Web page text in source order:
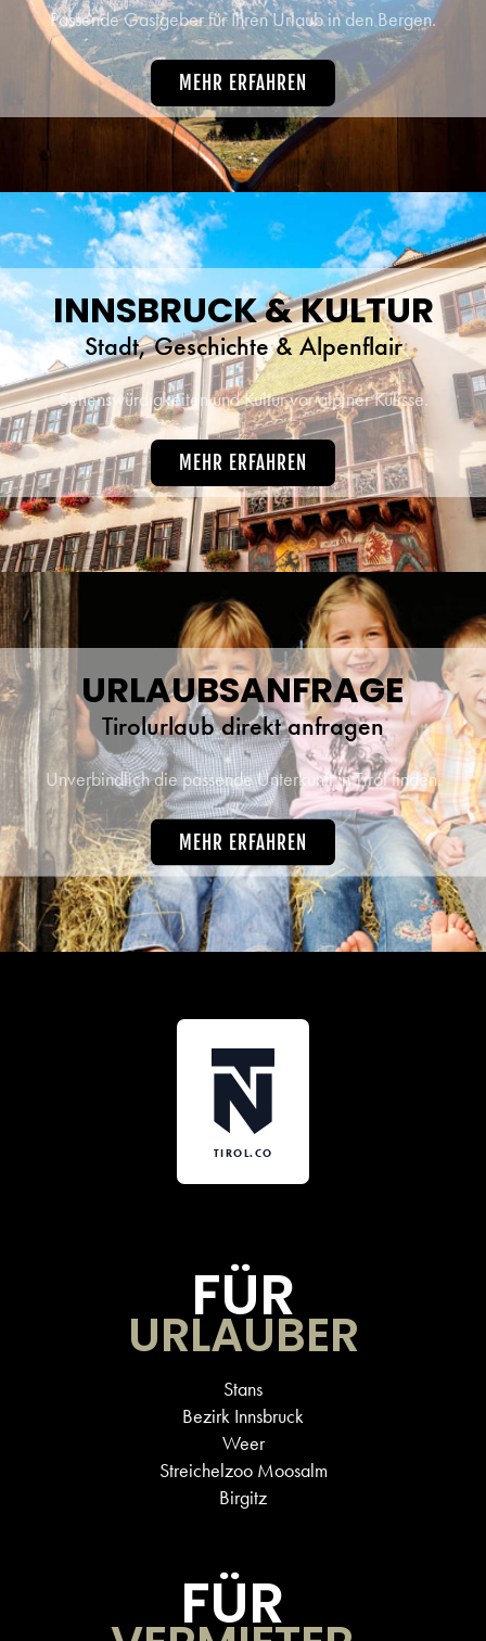
Passende Gastgeber für Ihren Urlaub in den Bergen.
MEHR ERFAHREN
INNSBRUCK & KULTUR
Stadt, Geschichte & Alpenflair
Sehenswürdigkeiten und Kultur vor alpiner Kulisse.
MEHR ERFAHREN
URLAUBSANFRAGE
Tirolurlaub direkt anfragen
Unverbindlich die passende Unterkunft in Tirol finden.
MEHR ERFAHREN
TIROL.CO
FÜR
URLAUBER
Stans
Bezirk Innsbruck
Weer
Streichelzoo Moosalm
Birgitz
FÜR